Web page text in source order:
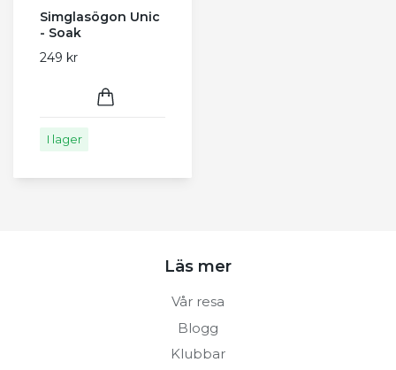
Simglasögon Unic
- Soak
249 kr
I lager
Läs mer
Vår resa
Blogg
Klubbar